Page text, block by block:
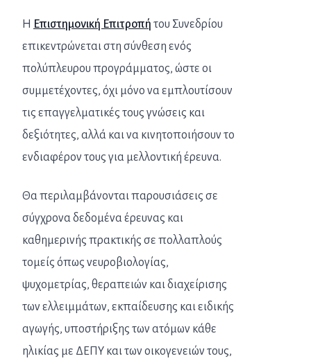
Η Επιστημονική Επιτροπή του Συνεδρίου
επικεντρώνεται στη σύνθεση ενός
πολύπλευρου προγράμματος, ώστε οι
συμμετέχοντες, όχι μόνο να εμπλουτίσουν
τις επαγγελματικές τους γνώσεις και
δεξιότητες, αλλά και να κινητοποιήσουν το
ενδιαφέρον τους για μελλοντική έρευνα.
Θα περιλαμβάνονται παρουσιάσεις σε
σύγχρονα δεδομένα έρευνας και
καθημερινής πρακτικής σε πολλαπλούς
τομείς όπως νευροβιολογίας,
ψυχομετρίας, θεραπειών και διαχείρισης
των ελλειμμάτων, εκπαίδευσης και ειδικής
αγωγής, υποστήριξης των ατόμων κάθε
ηλικίας με ΔΕΠΥ και των οικογενειών τους,